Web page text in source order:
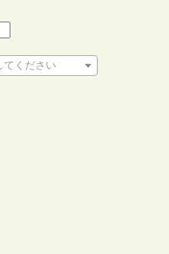
てください